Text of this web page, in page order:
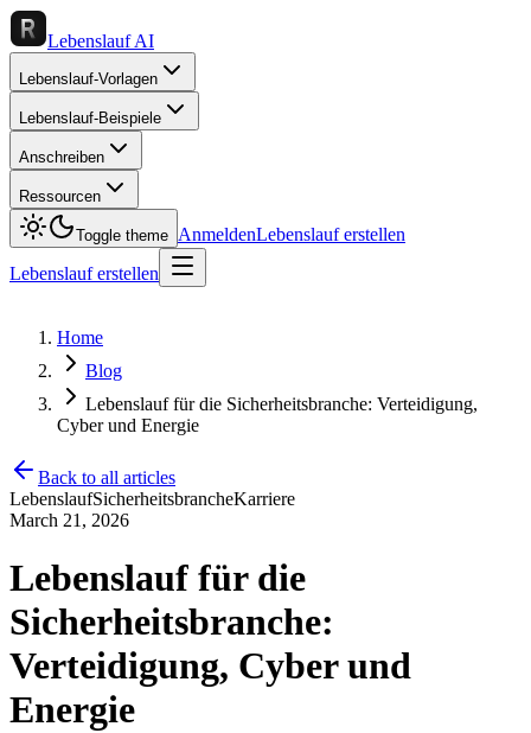
Lebenslauf AI
Lebenslauf-Vorlagen
Lebenslauf-Beispiele
Anschreiben
Ressourcen
Toggle theme AnmeldenLebenslauf erstellen
Lebenslauf erstellen
Home
Blog
Lebenslauf für die Sicherheitsbranche: Verteidigung,
Cyber und Energie
Back to all articles
LebenslaufSicherheitsbrancheKarriere
March 21, 2026
Lebenslauf für die
Sicherheitsbranche:
Verteidigung, Cyber und
Energie